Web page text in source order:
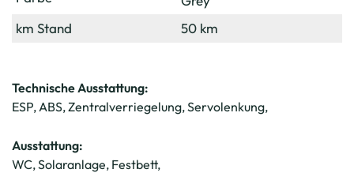
km Stand
50 km
Technische Ausstattung:
ESP, ABS, Zentralverriegelung, Servolenkung,
Ausstattung:
WC, Solaranlage, Festbett,